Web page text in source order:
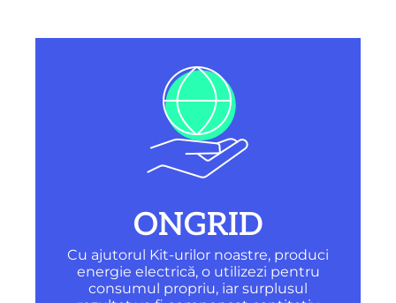
ONGRID
Cu ajutorul Kit-urilor noastre, produci
energie electrică, o utilizezi pentru
consumul propriu, iar surplusul